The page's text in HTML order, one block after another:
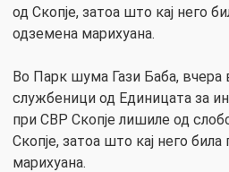
од Скопје, затоа што кај него
одземена марихуана.
Во Парк шума Гази Баба, вчера
службеници од Единицата за
при СВР Скопје лишиле од
Скопје, затоа што кај него
марихуана.